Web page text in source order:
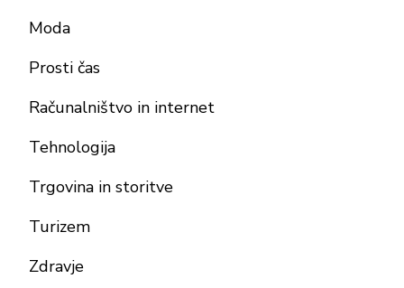
Moda
Prosti čas
Računalništvo in internet
Tehnologija
Trgovina in storitve
Turizem
Zdravje